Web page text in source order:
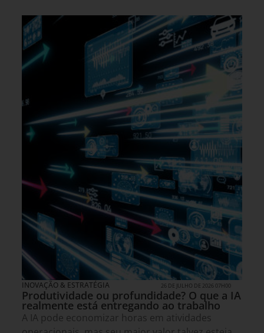
INOVAÇÃO & ESTRATÉGIA 26 DE JULHO DE 2026 07H00
Produtividade ou profundidade? O que a IA
realmente está entregando ao trabalho
A IA pode economizar horas em atividades